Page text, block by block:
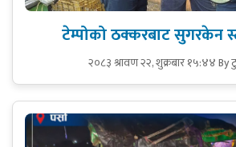
टेम्पोको ठक्करबाट सुगरकेन
२०८३ श्रावण २२, शुक्रबार १५:४४By